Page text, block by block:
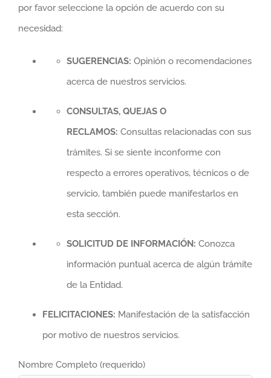
por favor seleccione la opción de acuerdo con su
necesidad:
SUGERENCIAS: Opinión o recomendaciones
acerca de nuestros servicios.
CONSULTAS, QUEJAS O
RECLAMOS: Consultas relacionadas con sus
trámites. Si se siente inconforme con
respecto a errores operativos, técnicos o de
servicio, también puede manifestarlos en
esta sección.
SOLICITUD DE INFORMACIÓN: Conozca
información puntual acerca de algún trámite
de la Entidad.
FELICITACIONES: Manifestación de la satisfacción
por motivo de nuestros servicios.
Nombre Completo (requerido)